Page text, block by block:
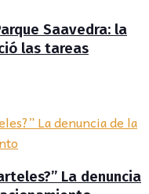
Saavedra: la
las tareas
La denuncia